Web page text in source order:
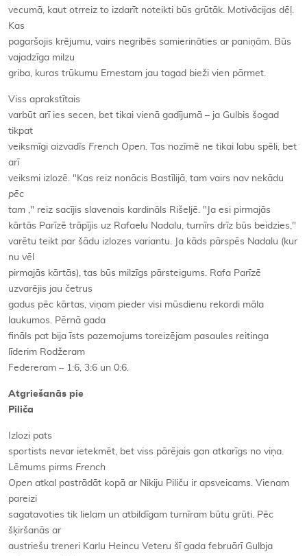
vecumā, kaut otrreiz to izdarīt noteikti būs grūtāk. Motivācijas dēļ.
Kas
pagaršojis krējumu, vairs negribēs samierināties ar paniņām. Būs
vajadzīga milzu
griba, kuras trūkumu Ernestam jau tagad bieži vien pārmet.
Viss aprakstītais
varbūt arī ies secen, bet tikai vienā gadījumā – ja Gulbis šogad
tikpat
veiksmīgi aizvadīs French Open. Tas nozīmē ne tikai labu spēli, bet
arī
veiksmi izlozē. "Kas reiz nonācis Bastīlijā, tam vairs nav nekādu
pēc
tam ," reiz sacījis slavenais kardināls Rišeljē. "Ja esi pirmajās
kārtās Parīzē trāpījis uz Rafaelu Nadalu, turnīrs drīz būs beidzies,"
varētu teikt par šādu izlozes variantu. Ja kāds pārspēs Nadalu (kur
nu vēl
pirmajās kārtās), tas būs milzīgs pārsteigums. Rafa Parīzē
uzvarējis jau četrus
gadus pēc kārtas, viņam pieder visi mūsdienu rekordi māla
laukumos. Pērnā gada
fināls pat bija īsts pazemojums toreizējam pasaules reitinga
līderim Rodžeram
Federeram – 1:6, 3:6 un 0:6.
Atgriešanās pie
Piliča
Izlozi pats
sportists nevar ietekmēt, bet viss pārējais gan atkarīgs no viņa.
Lēmums pirms French
Open atkal pastrādāt kopā ar Nikiju Piliču ir apsveicams. Vienam
pareizi
sagatavoties tik lielam un atbildīgam turnīram būtu grūti. Pēc
šķiršanās ar
austriešu treneri Karlu Heincu Veteru šī gada februārī Gulbja